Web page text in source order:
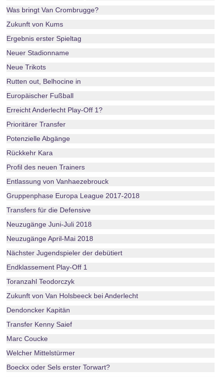
Was bringt Van Crombrugge?
Zukunft von Kums
Ergebnis erster Spieltag
Neuer Stadionname
Neue Trikots
Rutten out, Belhocine in
Europäischer Fußball
Erreicht Anderlecht Play-Off 1?
Prioritärer Transfer
Potenzielle Abgänge
Rückkehr Kara
Profil des neuen Trainers
Entlassung von Vanhaezebrouck
Gruppenphase Europa League 2017-2018
Transfers für die Defensive
Neuzugänge Juni-Juli 2018
Neuzugänge April-Mai 2018
Nächster Jugendspieler der debütiert
Endklassement Play-Off 1
Toranzahl Teodorczyk
Zukunft von Van Holsbeeck bei Anderlecht
Dendoncker Kapitän
Transfer Kenny Saief
Marc Coucke
Welcher Mittelstürmer
Boeckx oder Sels erster Torwart?